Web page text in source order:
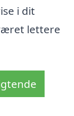
i dit
lettere